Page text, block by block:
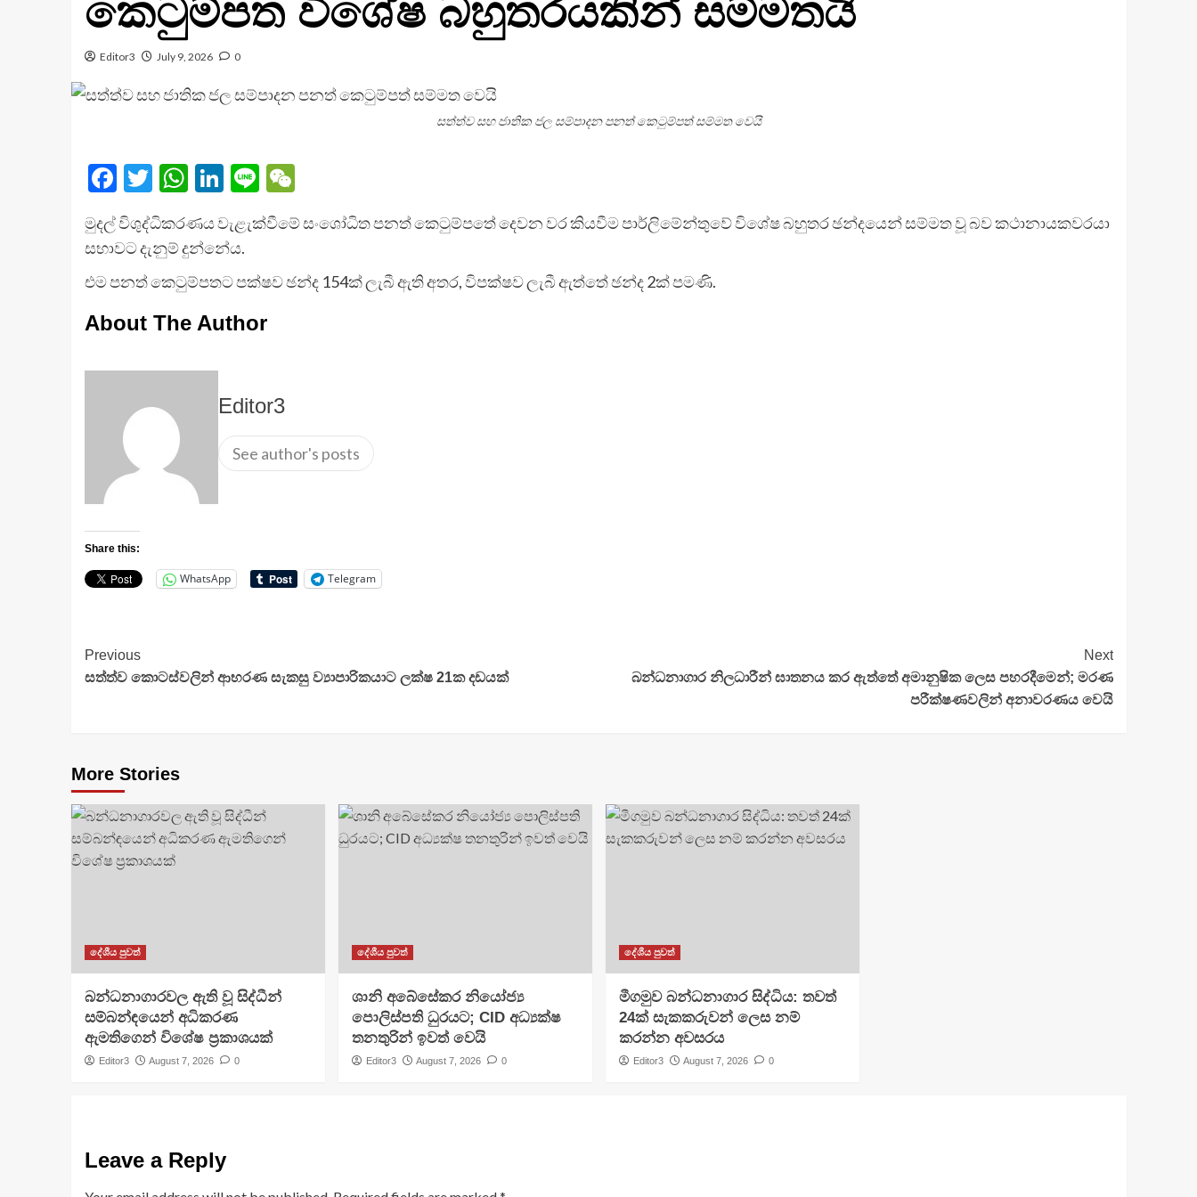
කෙටුම්පත විශේෂ බහුතරයකින් සම්මතයි
Editor3 July 9, 2026 0
සත්ත්ව සහ ජාතික ජල සම්පාදන පනත් කෙටුම්පත් සම්මත වෙයි
Facebook
Twitter
WhatsApp
LinkedIn
LineWeChat
මුදල් විශුද්ධිකරණය වැළැක්වීමේ සංශෝධිත පනත් කෙටුම්පතේ දෙවන වර කියවීම පාර්ලිමේන්තුවේ විශේෂ බහුතර ඡන්දයෙන් සම්මත වූ බව කථානායකවරයා
සභාවට දැනුම් දුන්නේය.
එම පනත් කෙටුම්පතට පක්ෂව ඡන්ද 154ක් ලැබී ඇති අතර, විපක්ෂව ලැබී ඇත්තේ ඡන්ද 2ක් පමණි.
About The Author
Editor3
See author's posts
Share this:
WhatsApp Telegram
Continue
Reading
Previous
සත්ත්ව කොටස්වලින් ආභරණ සැකසු ව්‍යාපාරිකයාට ලක්ෂ 21ක දඩයක්
Next
බන්ධනාගාර නිලධාරීන් ඝාතනය කර ඇත්තේ අමානුෂික ලෙස පහරදීමෙන්; මරණ
පරීක්ෂණවලින් අනාවරණය වෙයි
More Stories
දේශීය පුවත්
බන්ධනාගාරවල ඇති වූ සිද්ධීන්
සම්බන්ඳයෙන් අධිකරණ
ඇමතිගෙන් විශේෂ ප්‍රකාශයක්
Editor3 August 7, 2026 0
දේශීය පුවත්
ශානි අබේසේකර නියෝජ්‍ය
පොලිස්පති ධුරයට; CID අධ්‍යක්ෂ
තනතුරින් ඉවත් වෙයි
Editor3 August 7, 2026 0
දේශීය පුවත්
මීගමුව බන්ධනාගාර සිද්ධිය: තවත්
24ක් සැකකරුවන් ලෙස නම්
කරන්න අවසරය
Editor3 August 7, 2026 0
Leave a Reply